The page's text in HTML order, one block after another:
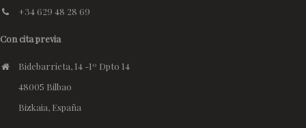
+34 629 48 28 69
Con cita previa
Bidebarrieta, 14 -1º Dpto 14
48005 Bilbao
Bizkaia, España